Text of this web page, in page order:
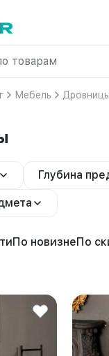
Мебель Дровницы
Глубина
По новизнеПо